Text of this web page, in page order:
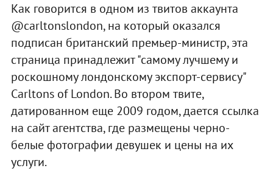
Как говорится в одном из твитов аккаунта
@carltonslondon, на который оказался
подписан британский премьер-министр, эта
страница принадлежит "самому лучшему и
роскошному лондонскому экспорт-сервису"
Carltons of London. Во втором твите,
датированном еще 2009 годом, дается ссылка
на сайт агентства, где размещены черно-
белые фотографии девушек и цены на их
услуги.